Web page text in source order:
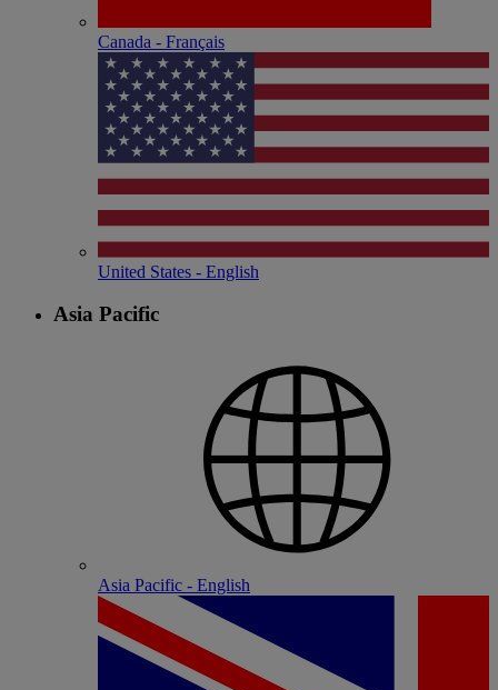
Canada - Français
United States - English
Asia Pacific
Asia Pacific - English